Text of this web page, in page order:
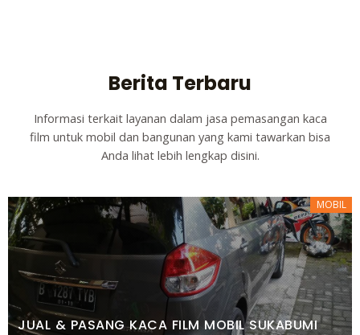
Berita Terbaru
Informasi terkait layanan dalam jasa pemasangan kaca
film untuk mobil dan bangunan yang kami tawarkan bisa
Anda lihat lebih lengkap disini.
MOBIL
JUAL & PASANG KACA FILM MOBIL SUKABUMI